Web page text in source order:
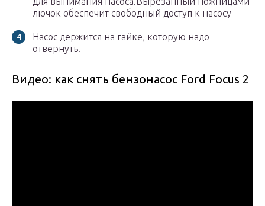
лючок обеспечит свободный доступ к насосу
Насос держится на гайке, которую надо
отвернуть.
Видео: как снять бензонасос Ford Focus 2